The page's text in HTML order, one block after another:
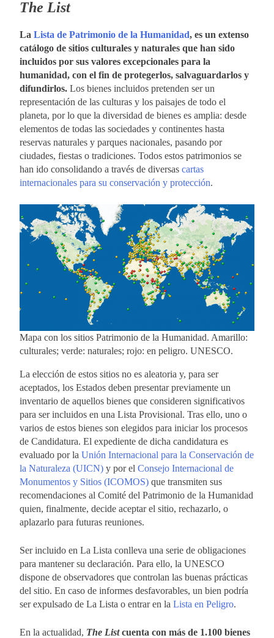
The List
La Lista de Patrimonio de la Humanidad, es un extenso
catálogo de sitios culturales y naturales que han sido
incluidos por sus valores excepcionales para la
humanidad, con el fin de protegerlos, salvaguardarlos y
difundirlos. Los bienes incluidos pretenden ser un
representación de las culturas y los paisajes de todo el
planeta, por lo que la diversidad de bienes es amplia: desde
elementos de todas las sociedades y continentes hasta
reservas naturales y parques nacionales, pasando por
ciudades, fiestas o tradiciones. Todos estos patrimonios se
han ido consolidando a través de diversas cartas
internacionales para su conservación y protección.
Mapa con los sitios Patrimonio de la Humanidad. Amarillo:
culturales; verde: naturales; rojo: en peligro. UNESCO.
La elección de estos sitios no es aleatoria y, para ser
aceptados, los Estados deben presentar previamente un
inventario de aquellos bienes que consideren significativos
para ser incluidos en una Lista Provisional. Tras ello, uno o
varios de estos bienes son elegidos para iniciar los procesos
de Candidatura. El expediente de dicha candidatura es
evaluado por la Unión Internacional para la Conservación de
la Naturaleza (UICN) y por el Consejo Internacional de
Monumentos y Sitios (ICOMOS) que transmiten sus
recomendaciones al Comité del Patrimonio de la Humanidad
quien, finalmente, decide aceptar el sitio, rechazarlo, o
aplazarlo para futuras reuniones.
Ser incluido en La Lista conlleva una serie de obligaciones
para mantener su declaración. Para ello, la UNESCO
dispone de observadores que controlan las buenas prácticas
del sitio. En caso de informes desfavorables, un bien podría
ser expulsado de La Lista o entrar en la Lista en Peligro.
En la actualidad, The Listcuenta con más de 1.100 bienes